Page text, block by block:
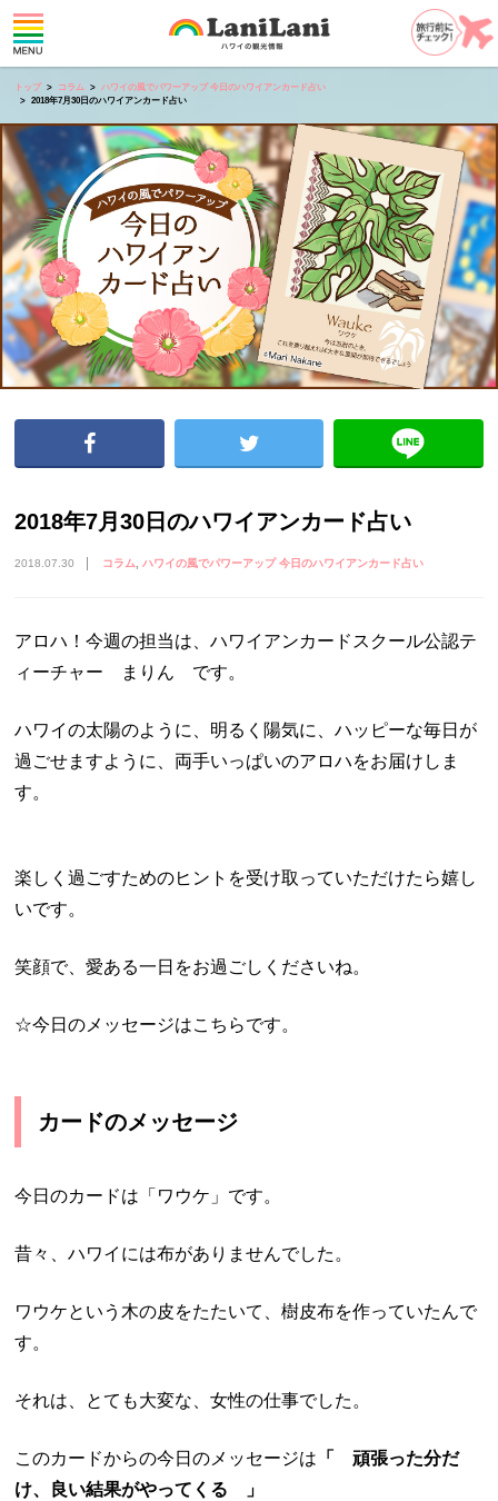
トップ コラム
ハワイの風でパワーアップ 今日のハワイアンカード占い
2018年7月30日のハワイアンカード占い
2018年7月30日のハワイアンカード占い
2018.07.30 コラム ハワイの風でパワーアップ 今日のハワイアンカード占い
アロハ！今週の担当は、ハワイアンカードスクール公認テ
ィーチャー まりん です。
ハワイの太陽のように、明るく陽気に、ハッピーな毎日が
過ごせますように、両手いっぱいのアロハをお届けしま
す。
楽しく過ごすためのヒントを受け取っていただけたら嬉し
いです。
笑顔で、愛ある一日をお過ごしくださいね。
☆今日のメッセージはこちらです。
カードのメッセージ
今日のカードは「ワウケ」です。
昔々、ハワイには布がありませんでした。
ワウケという木の皮をたたいて、樹皮布を作っていたんで
す。
それは、とても大変な、女性の仕事でした。
このカードからの今日のメッセージは 「 頑張った分だ
け、良い結果がやってくる 」